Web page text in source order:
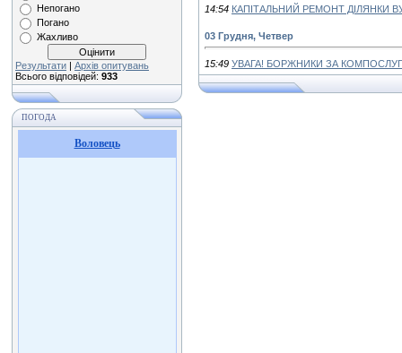
Непогано
Погано
Жахливо
Результати | Архів опитувань
Всього відповідей: 933
ПОГОДА
Воловець
14:54 КАПІТАЛЬНИЙ РЕМОНТ ДІЛЯНКИ
03 Грудня, Четвер
15:49 УВАГА! БОРЖНИКИ ЗА